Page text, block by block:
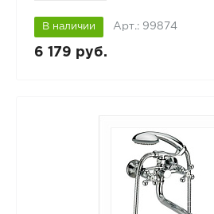
В наличии Арт.: 99874
6 179 руб.